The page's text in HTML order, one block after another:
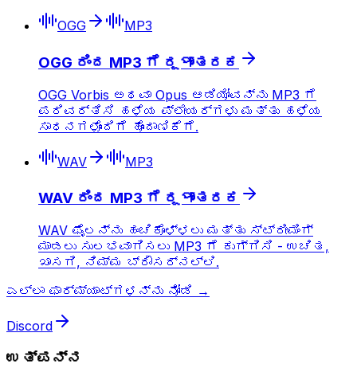
OGG MP3
OGG ರಿಂದ MP3 ಗೆ ರূপಾಂತರಕ
OGG Vorbis ಅಥವಾ Opus ಆಡಿಯೋವನ್ನು MP3 ಗೆ
ಪರಿವರ್ತಿಸಿ ಹಳೆಯ ಪ್ಲೇಯರ್‌ಗಳು ಮತ್ತು ಹಳೆಯ
ಸಾಧನಗಳೊಂದಿಗೆ ಹೊಂದಾಣಿಕೆಗೆ.
WAV MP3
WAV ರಿಂದ MP3 ಗೆ ರূপಾಂತರಕ
WAV ಫೈಲನ್ನು ಹಂಚಿಕೊಳ್ಳಲು ಮತ್ತು ಸ್ಟ್ರೀಮಿಂಗ್‌
ಮಾಡಲು ಸುಲಭವಾಗಿಸಲು MP3 ಗೆ ಕುಗ್ಗಿಸಿ - ಉಚಿತ,
ಖಾಸಗಿ, ನಿಮ್ಮ ಬ್ರೌಸರ್‌ನಲ್ಲಿ.
ಎಲ್ಲಾ ಫಾರ್ಮ್ಯಾಟ್‌ಗಳನ್ನು ನೋಡಿ →
Discord
ಉತ್ಪನ್ನ